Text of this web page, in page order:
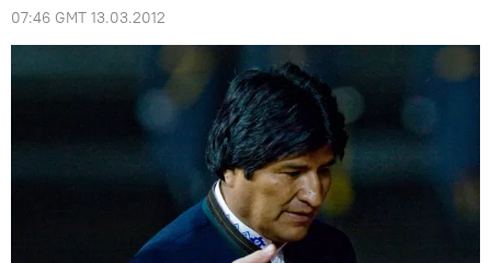
07:46 GMT 13.03.2012